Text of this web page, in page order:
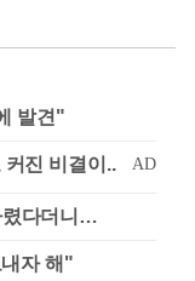
발견"
렸다더니…
자 해"